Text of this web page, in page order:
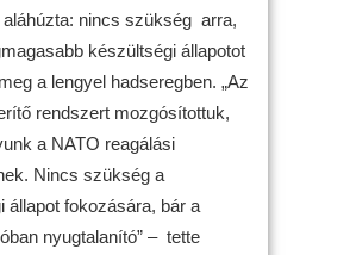
aláhúzta: nincs szükség arra,
készültségi állapotot
a lengyel hadseregben. „Az
rendszert mozgósítottuk,
a NATO reagálási
Nincs szükség a
állapot fokozására, bár a
nyugtalanító” – tette